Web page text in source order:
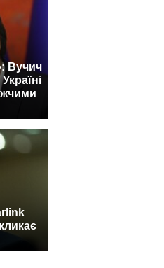
Вучич